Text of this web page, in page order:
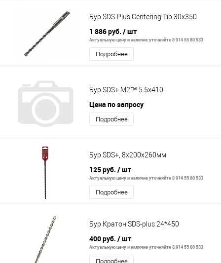
Бур SDS-Plus Centering Tip 30x350
1 886 руб. / шт
Актуальную цену и наличие уточняйте 8 914 55 80 533
Подробнее
Бур SDS+ M2™ 5.5x410
Цена по запросу
Подробнее
Бур SDS+, 8x200х260мм
125 руб. / шт
Актуальную цену и наличие уточняйте 8 914 55 80 533
Подробнее
Бур Кратон SDS-plus 24*450
400 руб. / шт
Актуальную цену и наличие уточняйте 8 914 55 80 533
Подробнее